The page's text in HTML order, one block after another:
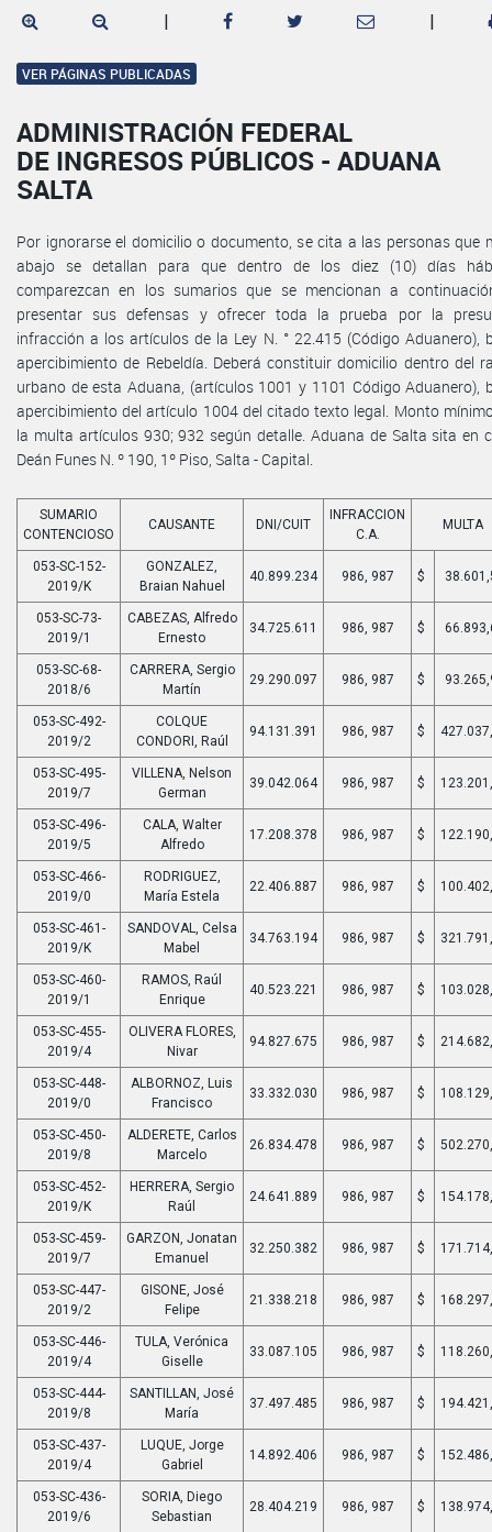
VER PÁGINAS PUBLICADAS
ADMINISTRACIÓN FEDERAL
DE INGRESOS PÚBLICOS - ADUANA
SALTA
Por ignorarse el domicilio o documento, se cita a las personas que
abajo se detallan para que dentro de los diez (10) días
comparezcan en los sumarios que se mencionan a
presentar sus defensas y ofrecer toda la prueba por la
infracción a los artículos de la Ley N. ° 22.415 (Código Aduanero),
apercibimiento de Rebeldía. Deberá constituir domicilio dentro del
urbano de esta Aduana, (artículos 1001 y 1101 Código Aduanero),
apercibimiento del artículo 1004 del citado texto legal. Monto
la multa artículos 930; 932 según detalle. Aduana de Salta sita en
Deán Funes N. º 190, 1º Piso, Salta - Capital.
SUMARIO
CONTENCIOSO
CAUSANTE DNI/CUIT
INFRACCION
C.A.
MULTA
053-SC-152-
2019/K
GONZALEZ,
Braian Nahuel
40.899.234 986, 987 $
053-SC-73-
2019/1
CABEZAS, Alfredo
Ernesto
34.725.611 986, 987 $
053-SC-68-
2018/6
CARRERA, Sergio
Martín
29.290.097 986, 987 $
053-SC-492-
2019/2
COLQUE
CONDORI, Raúl
94.131.391 986, 987 $
053-SC-495-
2019/7
VILLENA, Nelson
German
39.042.064 986, 987 $
053-SC-496-
2019/5
CALA, Walter
Alfredo
17.208.378 986, 987 $
053-SC-466-
2019/0
RODRIGUEZ,
María Estela
22.406.887 986, 987 $
053-SC-461-
2019/K
SANDOVAL, Celsa
Mabel
34.763.194 986, 987 $
053-SC-460-
2019/1
RAMOS, Raúl
Enrique
40.523.221 986, 987 $
053-SC-455-
2019/4
OLIVERA FLORES,
Nivar
94.827.675 986, 987 $
053-SC-448-
2019/0
ALBORNOZ, Luis
Francisco
33.332.030 986, 987 $
053-SC-450-
2019/8
ALDERETE, Carlos
Marcelo
26.834.478 986, 987 $
053-SC-452-
2019/K
HERRERA, Sergio
Raúl
24.641.889 986, 987 $
053-SC-459-
2019/7
GARZON, Jonatan
Emanuel
32.250.382 986, 987 $
053-SC-447-
2019/2
GISONE, José
Felipe
21.338.218 986, 987 $
053-SC-446-
2019/4
TULA, Verónica
Giselle
33.087.105 986, 987 $
053-SC-444-
2019/8
SANTILLAN, José
María
37.497.485 986, 987 $
053-SC-437-
2019/4
LUQUE, Jorge
Gabriel
14.892.406 986, 987 $
053-SC-436-
2019/6
SORIA, Diego
Sebastian
28.404.219 986, 987 $